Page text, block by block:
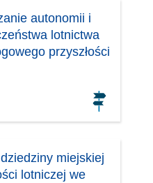
autonomii i
lotnictwa
przyszłości
miejskiej
lotniczej we